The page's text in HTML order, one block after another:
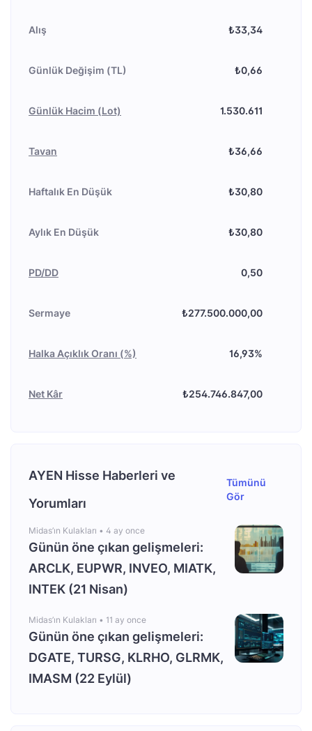
Alış ₺33,34
Günlük Değişim (TL) ₺0,66
Günlük Hacim (Lot) 1.530.611
Tavan ₺36,66
Haftalık En Düşük ₺30,80
Aylık En Düşük ₺30,80
PD/DD 0,50
Sermaye ₺277.500.000,00
Halka Açıklık Oranı (%) 16,93%
Net Kâr ₺254.746.847,00
AYEN Hisse Haberleri ve
Yorumları
Tümünü
Gör
Midas’ın Kulakları • 4 ay once
Günün öne çıkan gelişmeleri:
ARCLK, EUPWR, INVEO, MIATK,
INTEK (21 Nisan)
Midas’ın Kulakları • 11 ay once
Günün öne çıkan gelişmeleri:
DGATE, TURSG, KLRHO, GLRMK,
IMASM (22 Eylül)